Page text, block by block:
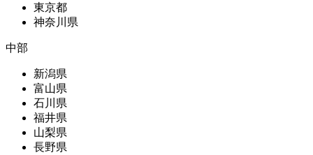
東京都
神奈川県
中部
新潟県
富山県
石川県
福井県
山梨県
長野県